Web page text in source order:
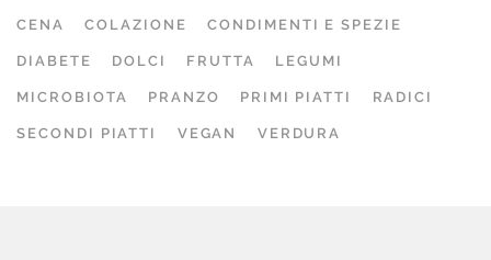
CENA COLAZIONE CONDIMENTI E SPEZIE
DIABETE DOLCI FRUTTA LEGUMI
MICROBIOTA PRANZO PRIMI PIATTI RADICI
SECONDI PIATTI VEGAN VERDURA